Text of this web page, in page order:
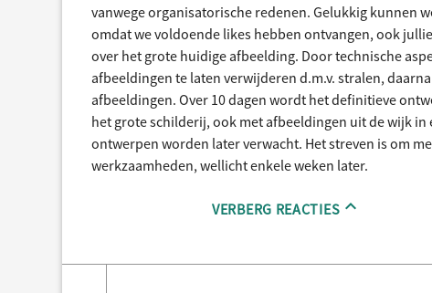
vanwege organisatorische redenen. Gelukkig kunnen
omdat we voldoende likes hebben ontvangen, ook
over het grote huidige afbeelding. Door technische
afbeeldingen te laten verwijderen d.m.v. stralen,
afbeeldingen. Over 10 dagen wordt het definitieve
het grote schilderij, ook met afbeeldingen uit de wijk in
ontwerpen worden later verwacht. Het streven is om
werkzaamheden, wellicht enkele weken later.
VERBERG REACTIES